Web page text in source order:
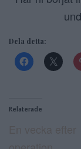
Dela detta:
Relaterade